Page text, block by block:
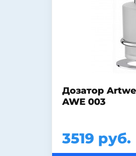
Дозатор
AWE 003
3519 руб.